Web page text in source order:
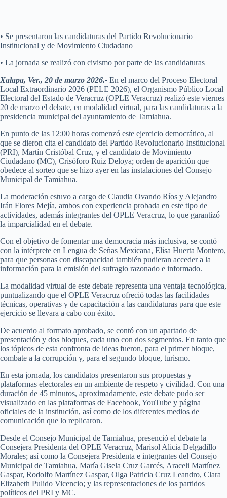
• Se presentaron las candidaturas del Partido Revolucionario
Institucional y de Movimiento Ciudadano
• La jornada se realizó con civismo por parte de las candidaturas
Xalapa, Ver., 20 de marzo 2026.- En el marco del Proceso Electoral
Local Extraordinario 2026 (PELE 2026), el Organismo Público Local
Electoral del Estado de Veracruz (OPLE Veracruz) realizó este viernes
20 de marzo el debate, en modalidad virtual, para las candidaturas a la
presidencia municipal del ayuntamiento de Tamiahua.
En punto de las 12:00 horas comenzó este ejercicio democrático, al
que se dieron cita el candidato del Partido Revolucionario Institucional
(PRI), Martín Cristóbal Cruz, y el candidato de Movimiento
Ciudadano (MC), Crisóforo Ruiz Deloya; orden de aparición que
obedece al sorteo que se hizo ayer en las instalaciones del Consejo
Municipal de Tamiahua.
La moderación estuvo a cargo de Claudia Ovando Ríos y Alejandro
Irán Flores Mejía, ambos con experiencia probada en este tipo de
actividades, además integrantes del OPLE Veracruz, lo que garantizó
la imparcialidad en el debate.
Con el objetivo de fomentar una democracia más inclusiva, se contó
con la intérprete en Lengua de Señas Mexicana, Elisa Huerta Montero,
para que personas con discapacidad también pudieran acceder a la
información para la emisión del sufragio razonado e informado.
La modalidad virtual de este debate representa una ventaja tecnológica,
puntualizando que el OPLE Veracruz ofreció todas las facilidades
técnicas, operativas y de capacitación a las candidaturas para que este
ejercicio se llevara a cabo con éxito.
De acuerdo al formato aprobado, se contó con un apartado de
presentación y dos bloques, cada uno con dos segmentos. En tanto que
los tópicos de esta confronta de ideas fueron, para el primer bloque,
combate a la corrupción y, para el segundo bloque, turismo.
En esta jornada, los candidatos presentaron sus propuestas y
plataformas electorales en un ambiente de respeto y civilidad. Con una
duración de 45 minutos, aproximadamente, este debate pudo ser
visualizado en las plataformas de Facebook, YouTube y página
oficiales de la institución, así como de los diferentes medios de
comunicación que lo replicaron.
Desde el Consejo Municipal de Tamiahua, presenció el debate la
Consejera Presidenta del OPLE Veracruz, Marisol Alicia Delgadillo
Morales; así como la Consejera Presidenta e integrantes del Consejo
Municipal de Tamiahua, María Gisela Cruz Garcés, Araceli Martínez
Gaspar, Rodolfo Martínez Gaspar, Olga Patricia Cruz Leandro, Clara
Elizabeth Pulido Vicencio; y las representaciones de los partidos
políticos del PRI y MC.